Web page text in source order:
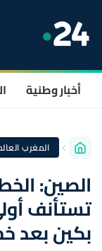
أخبار وطنية
المغرب
الصين:
تستأنف
بكين بعد